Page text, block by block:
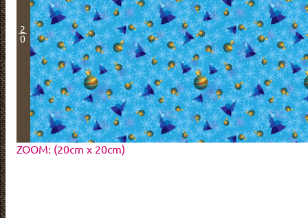
2
0
ZOOM: (20cm x 20cm)